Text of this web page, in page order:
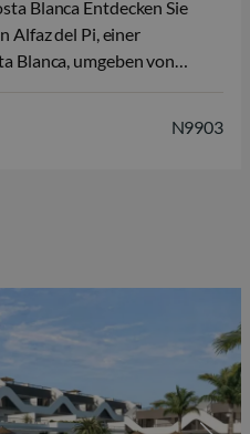
Blanca Entdecken Sie
Alfaz del Pi, einer
Blanca, umgeben von
und modernen
N9903